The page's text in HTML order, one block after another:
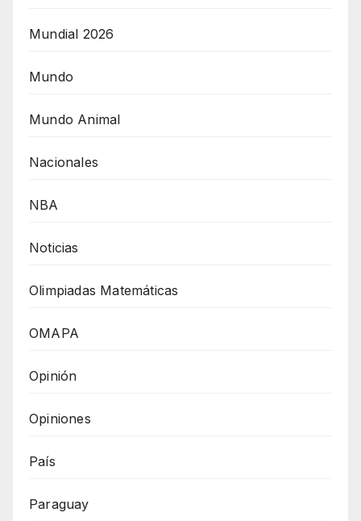
Mundial 2026
Mundo
Mundo Animal
Nacionales
NBA
Noticias
Olimpiadas Matemáticas
OMAPA
Opinión
Opiniones
País
Paraguay